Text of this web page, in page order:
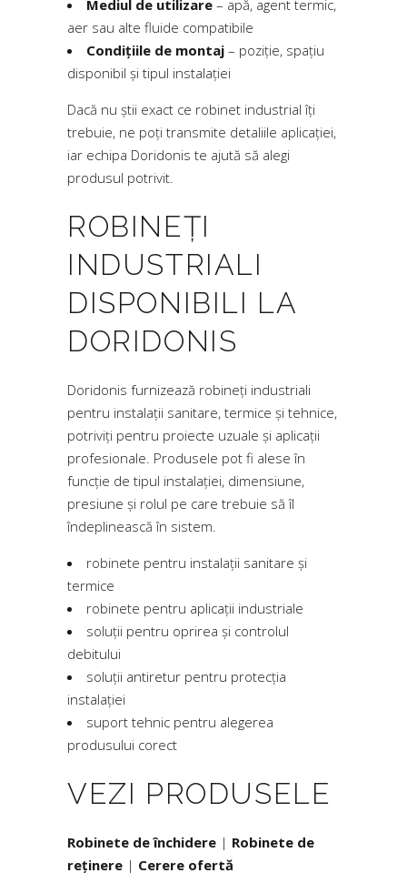
Mediul de utilizare – apă, agent termic,
aer sau alte fluide compatibile
Condițiile de montaj – poziție, spațiu
disponibil și tipul instalației
Dacă nu știi exact ce robinet industrial îți
trebuie, ne poți transmite detaliile aplicației,
iar echipa Doridonis te ajută să alegi
produsul potrivit.
ROBINEȚI
INDUSTRIALI
DISPONIBILI LA
DORIDONIS
Doridonis furnizează robineți industriali
pentru instalații sanitare, termice și tehnice,
potriviți pentru proiecte uzuale și aplicații
profesionale. Produsele pot fi alese în
funcție de tipul instalației, dimensiune,
presiune și rolul pe care trebuie să îl
îndeplinească în sistem.
robinete pentru instalații sanitare și
termice
robinete pentru aplicații industriale
soluții pentru oprirea și controlul
debitului
soluții antiretur pentru protecția
instalației
suport tehnic pentru alegerea
produsului corect
VEZI PRODUSELE
Robinete de închidere | Robinete de
reținere | Cerere ofertă